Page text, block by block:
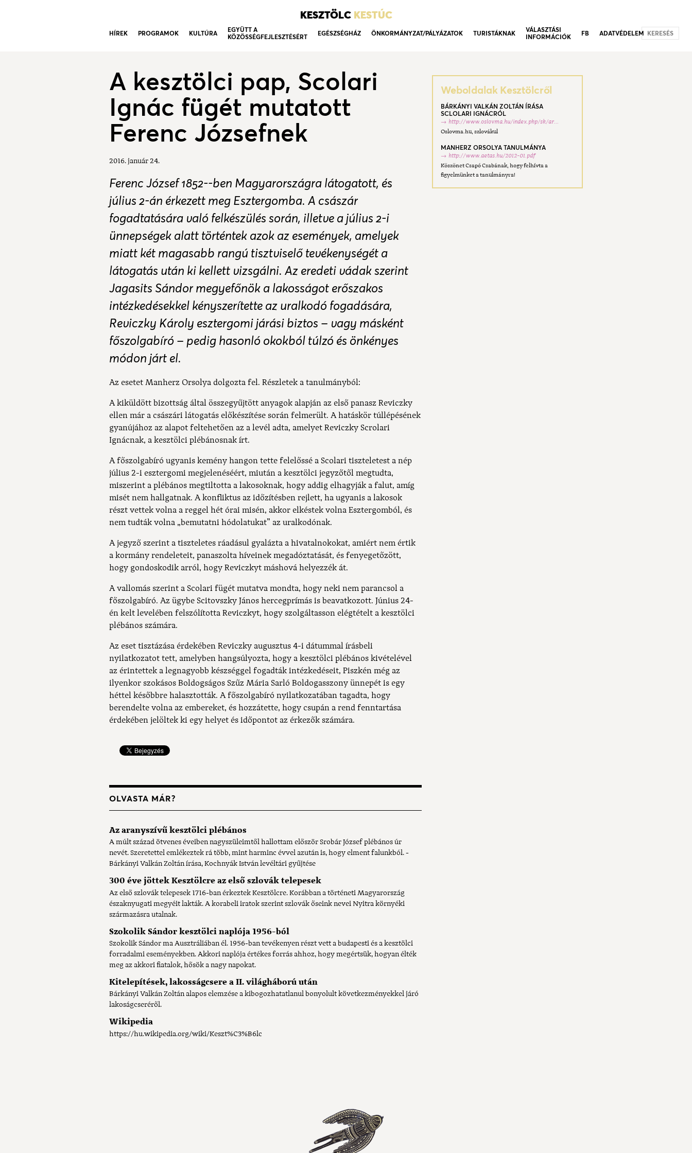
KESZTÖLC KESTÚC
HÍREK PROGRAMOK KULTÚRA
EGYÜTT A
KÖZÖSSÉGFEJLESZTÉSÉRT
EGÉSZSÉGHÁZ ÖNKORMÁNYZAT/PÁLYÁZATOK TURISTÁKNAK
VÁLASZTÁSI
INFORMÁCIÓK
FB ADATVÉDELEM KERESÉS
A kesztölci pap, Scolari
Ignác fügét mutatott
Ferenc Józsefnek
2016. január 24.
Ferenc József 1852--ben Magyarországra látogatott, és
július 2-án érkezett meg Esztergomba. A császár
fogadtatására való felkészülés során, illetve a július 2-i
ünnepségek alatt történtek azok az események, amelyek
miatt két magasabb rangú tisztviselő tevékenységét a
látogatás után ki kellett vizsgálni. Az eredeti vádak szerint
Jagasits Sándor megyefőnök a lakosságot erőszakos
intézkedésekkel kényszerítette az uralkodó fogadására,
Reviczky Károly esztergomi járási biztos – vagy másként
főszolgabíró – pedig hasonló okokból túlzó és önkényes
módon járt el.
Az esetet Manherz Orsolya dolgozta fel. Részletek a tanulmányból:
A kiküldött bizottság által összegyűjtött anyagok alapján az első panasz Reviczky
ellen már a császári látogatás előkészítése során felmerült. A hatáskör túllépésének
gyanújához az alapot feltehetően az a levél adta, amelyet Reviczky Scrolari
Ignácnak, a kesztölci plébánosnak írt.
A főszolgabíró ugyanis kemény hangon tette felelőssé a Scolari tiszteletest a nép
július 2-i esztergomi megjelenéséért, miután a kesztölci jegyzőtől megtudta,
miszerint a plébános megtiltotta a lakosoknak, hogy addig elhagyják a falut, amíg
misét nem hallgatnak. A konfliktus az időzítésben rejlett, ha ugyanis a lakosok
részt vettek volna a reggel hét órai misén, akkor elkéstek volna Esztergomból, és
nem tudták volna „bemutatni hódolatukat” az uralkodónak.
A jegyző szerint a tiszteletes ráadásul gyalázta a hivatalnokokat, amiért nem értik
a kormány rendeleteit, panaszolta híveinek megadóztatását, és fenyegetőzött,
hogy gondoskodik arról, hogy Reviczkyt máshová helyezzék át.
A vallomás szerint a Scolari fügét mutatva mondta, hogy neki nem parancsol a
főszolgabíró. Az ügybe Scitovszky János hercegprímás is beavatkozott. Június 24-
én kelt levelében felszólította Reviczkyt, hogy szolgáltasson elégtételt a kesztölci
plébános számára.
Az eset tisztázása érdekében Reviczky augusztus 4-i dátummal írásbeli
nyilatkozatot tett, amelyben hangsúlyozta, hogy a kesztölci plébános kivételével
az érintettek a legnagyobb készséggel fogadták intézkedéseit, Piszkén még az
ilyenkor szokásos Boldogságos Szűz Mária Sarló Boldogasszony ünnepét is egy
héttel későbbre halasztották. A főszolgabíró nyilatkozatában tagadta, hogy
berendelte volna az embereket, és hozzátette, hogy csupán a rend fenntartása
érdekében jelöltek ki egy helyet és időpontot az érkezők számára.
OLVASTA MÁR?
Az aranyszívű kesztölci plébános
A múlt század ötvenes éveiben nagyszüleimtől hallottam először Srobár József plébános úr
nevét. Szeretettel emlékeztek rá több, mint harminc évvel azután is, hogy elment falunkból. -
Bárkányi Valkán Zoltán írása, Kochnyák István levéltári gyűjtése
300 éve jöttek Kesztölcre az első szlovák telepesek
Az első szlovák telepesek 1716-ban érkeztek Kesztölcre. Korábban a történeti Magyarország
északnyugati megyéit lakták. A korabeli iratok szerint szlovák őseink nevei Nyitra környéki
származásra utalnak.
Szokolik Sándor kesztölci naplója 1956-ból
Szokolik Sándor ma Ausztráliában él. 1956-ban tevékenyen részt vett a budapesti és a kesztölci
forradalmi eseményekben. Akkori naplója értékes forrás ahhoz, hogy megértsük, hogyan élték
meg az akkori fiatalok, hősök a nagy napokat.
Kitelepítések, lakosságcsere a II. világháború után
Bárkányi Valkán Zoltán alapos elemzése a kibogozhatatlanul bonyolult következményekkel járó
lakoságcseréről.
Wikipedia
https://hu.wikipedia.org/wiki/Keszt%C3%B6lc
Weboldalak Kesztölcről
BÁRKÁNYI VALKÁN ZOLTÁN ÍRÁSA
SCLOLARI IGNÁCRÓL
http://www.oslovma.hu/index.php/sk/ar...
Oslovma.hu, szlovákul
MANHERZ ORSOLYA TANULMÁNYA
http://www.aetas.hu/2012-01.pdf
Köszönet Csapó Csabának, hogy felhívta a
figyelmünket a tanulmányra!